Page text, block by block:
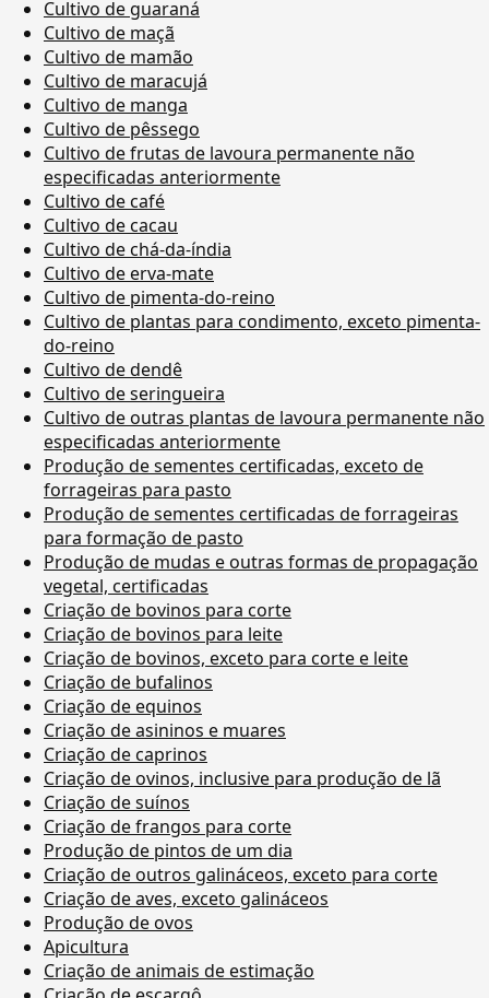
Cultivo de guaraná
Cultivo de maçã
Cultivo de mamão
Cultivo de maracujá
Cultivo de manga
Cultivo de pêssego
Cultivo de frutas de lavoura permanente não
especificadas anteriormente
Cultivo de café
Cultivo de cacau
Cultivo de chá-da-índia
Cultivo de erva-mate
Cultivo de pimenta-do-reino
Cultivo de plantas para condimento, exceto pimenta-
do-reino
Cultivo de dendê
Cultivo de seringueira
Cultivo de outras plantas de lavoura permanente não
especificadas anteriormente
Produção de sementes certificadas, exceto de
forrageiras para pasto
Produção de sementes certificadas de forrageiras
para formação de pasto
Produção de mudas e outras formas de propagação
vegetal, certificadas
Criação de bovinos para corte
Criação de bovinos para leite
Criação de bovinos, exceto para corte e leite
Criação de bufalinos
Criação de equinos
Criação de asininos e muares
Criação de caprinos
Criação de ovinos, inclusive para produção de lã
Criação de suínos
Criação de frangos para corte
Produção de pintos de um dia
Criação de outros galináceos, exceto para corte
Criação de aves, exceto galináceos
Produção de ovos
Apicultura
Criação de animais de estimação